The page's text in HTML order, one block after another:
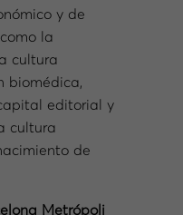
y de
la
cultura
biomédica,
editorial y
cultura
de
Metrópoli